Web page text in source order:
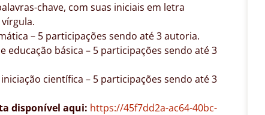
chave, com suas iniciais em letra
– 5 participações sendo até 3 autoria.
educação básica – 5 participações sendo até 3
científica – 5 participações sendo até 3
disponível aqui: https://45f7dd2a-ac64-40bc-